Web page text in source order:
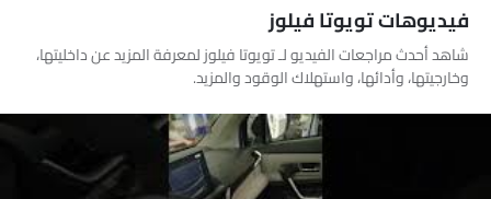
فيديوهات تويوتا فيلوز
شاهد أحدث مراجعات الفيديو لـ تويوتا فيلوز لمعرفة المزيد عن داخليتها،
وخارجيتها، وأدائها، واستهلاك الوقود والمزيد.